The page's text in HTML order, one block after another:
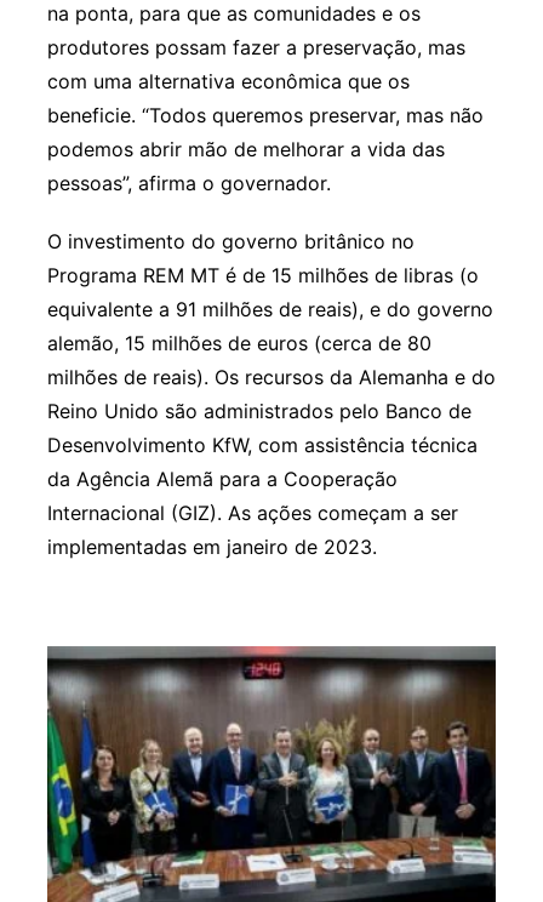
na ponta, para que as comunidades e os
produtores possam fazer a preservação, mas
com uma alternativa econômica que os
beneficie. “Todos queremos preservar, mas não
podemos abrir mão de melhorar a vida das
pessoas”, afirma o governador.
O investimento do governo britânico no
Programa REM MT é de 15 milhões de libras (o
equivalente a 91 milhões de reais), e do governo
alemão, 15 milhões de euros (cerca de 80
milhões de reais). Os recursos da Alemanha e do
Reino Unido são administrados pelo Banco de
Desenvolvimento KfW, com assistência técnica
da Agência Alemã para a Cooperação
Internacional (GIZ). As ações começam a ser
implementadas em janeiro de 2023.